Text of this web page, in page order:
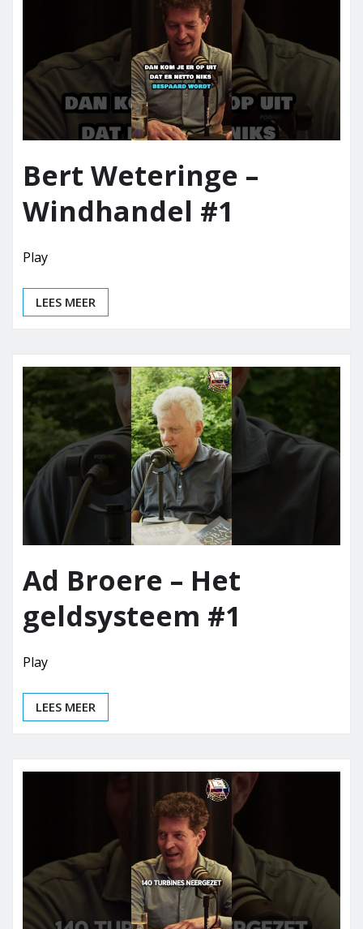
Bert Weteringe –
Windhandel #1
Play
LEES MEER
Ad Broere – Het
geldsysteem #1
Play
LEES MEER